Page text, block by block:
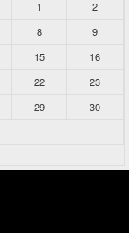
1
2
8
9
15
16
22
23
29
30